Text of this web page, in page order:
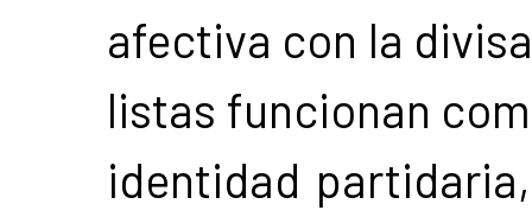
afectiva con la
listas funcionan
identidad